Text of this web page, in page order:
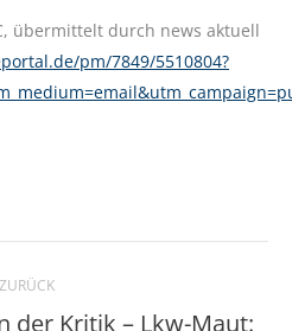
übermittelt durch news aktuell
pm/7849/5510804?
ZURÜCK
der Kritik – Lkw-Maut: